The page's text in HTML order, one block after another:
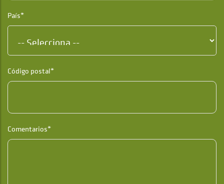
País*
Código postal*
Comentarios*